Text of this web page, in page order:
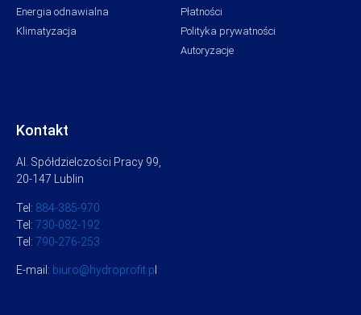
Energia odnawialna
Klimatyzacja
Płatności
Polityka prywatności
Autoryzacje
Kontakt
Al. Spółdzielczości Pracy 99,
20-147 Lublin
Tel: 884-385-970
Tel: 730-082-192
Tel: 790-276-253
E-mail: biuro@hydroprofit.p